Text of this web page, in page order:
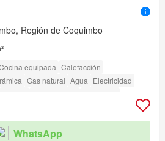
Región de Coquimbo
equipada Calefacción
Gas natural Agua Electricidad
Terraza amenity_wi_fi Seguridad
niños
Acceso para personas con discapacidad
WhatsApp